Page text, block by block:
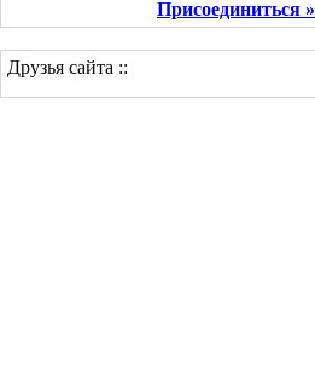
Присоединиться »
Друзья сайта ::